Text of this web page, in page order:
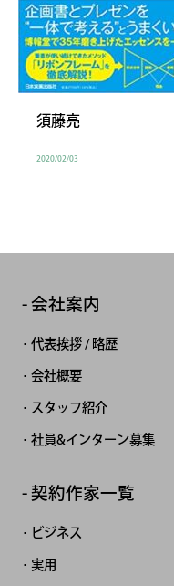
須藤亮
2020/02/03
会社案内
代表挨拶 / 略歴
会社概要
スタッフ紹介
社員&インターン募集
契約作家一覧
ビジネス
実用